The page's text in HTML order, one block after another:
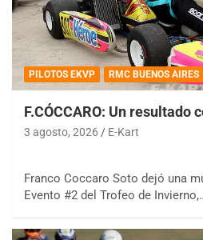
PILOTOS EKVP RMC BUENOS AIRES
F.CÓCCARO: Un resultado
3 agosto, 2026 E-Kart
Franco Coccaro Soto dejó una
Evento #2 del Trofeo de